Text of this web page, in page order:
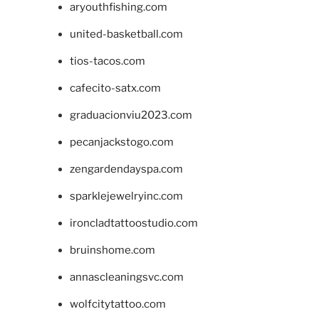
aryouthfishing.com
united-basketball.com
tios-tacos.com
cafecito-satx.com
graduacionviu2023.com
pecanjackstogo.com
zengardendayspa.com
sparklejewelryinc.com
ironcladtattoostudio.com
bruinshome.com
annascleaningsvc.com
wolfcitytattoo.com